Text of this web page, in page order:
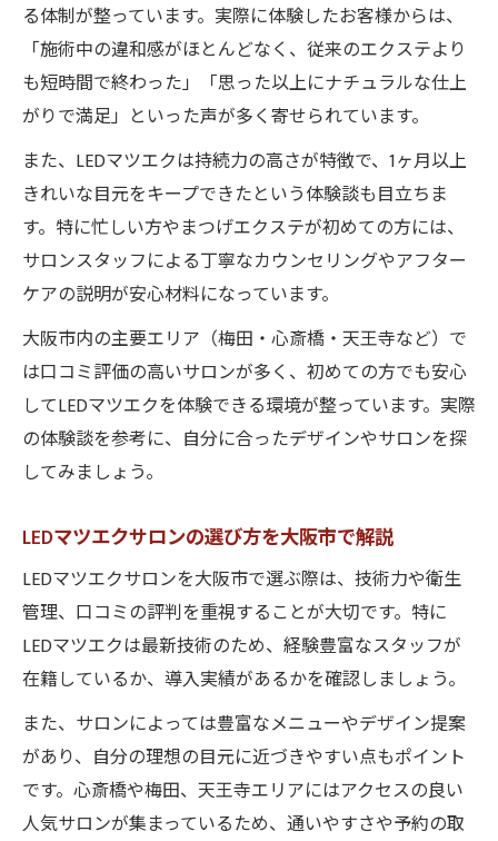
る体制が整っています。実際に体験したお客様からは、
「施術中の違和感がほとんどなく、従来のエクステより
も短時間で終わった」「思った以上にナチュラルな仕上
がりで満足」といった声が多く寄せられています。
また、LEDマツエクは持続力の高さが特徴で、1ヶ月以上
きれいな目元をキープできたという体験談も目立ちま
す。特に忙しい方やまつげエクステが初めての方には、
サロンスタッフによる丁寧なカウンセリングやアフター
ケアの説明が安心材料になっています。
大阪市内の主要エリア（梅田・心斎橋・天王寺など）で
は口コミ評価の高いサロンが多く、初めての方でも安心
してLEDマツエクを体験できる環境が整っています。実際
の体験談を参考に、自分に合ったデザインやサロンを探
してみましょう。
LEDマツエクサロンの選び方を大阪市で解説
LEDマツエクサロンを大阪市で選ぶ際は、技術力や衛生
管理、口コミの評判を重視することが大切です。特に
LEDマツエクは最新技術のため、経験豊富なスタッフが
在籍しているか、導入実績があるかを確認しましょう。
また、サロンによっては豊富なメニューやデザイン提案
があり、自分の理想の目元に近づきやすい点もポイント
です。心斎橋や梅田、天王寺エリアにはアクセスの良い
人気サロンが集まっているため、通いやすさや予約の取